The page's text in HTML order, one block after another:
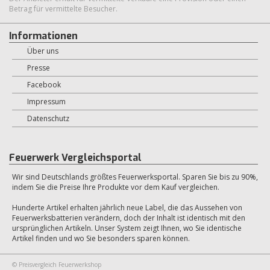
Betrag für vermittelte Besucher.
Informationen
Über uns
Presse
Facebook
Impressum
Datenschutz
Feuerwerk Vergleichsportal
Wir sind Deutschlands größtes Feuerwerksportal. Sparen Sie bis zu 90%,
indem Sie die Preise Ihre Produkte vor dem Kauf vergleichen.
Hunderte Artikel erhalten jährlich neue Label, die das Aussehen von
Feuerwerksbatterien verändern, doch der Inhalt ist identisch mit den
ursprünglichen Artikeln. Unser System zeigt Ihnen, wo Sie identische
Artikel finden und wo Sie besonders sparen können.
© Preisvergleich Feuerwerkshop